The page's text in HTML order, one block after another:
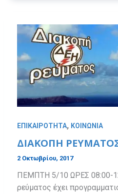
ΕΠΙΚΑΙΡΟΤΗΤΑ, ΚΟΙΝΩΝΙΑ
ΔΙΑΚΟΠΗ
2 Οκτωβρίου, 2017
ΠΕΜΠΤΗ 5/10 ΩΡΕΣ 08:00-
ρεύματος έχει